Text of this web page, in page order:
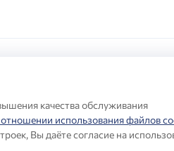
изменения в комплектацию,
о продукции Milardo®— на сайте
качества обслуживания
использования файлов
Вы даёте согласие на